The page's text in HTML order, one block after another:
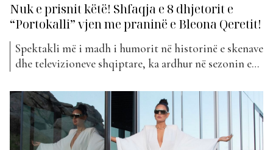
Nuk e prisnit këtë! Shfaqja e 8 dhjetorit e
“Portokalli” vjen me praninë e Bleona Qeretit!
Spektakli më i madh i humorit në historinë e skenave
dhe televizioneve shqiptare, ka ardhur në sezonin e
garantuar sukses të padiskutueshëm. Mbi 1000 shfaqe
ndër 20 vite dhe mijëra e mijëra orëve, mbushur me
të qeshura dhe duartrokitje, sezoni i 42-të ka...